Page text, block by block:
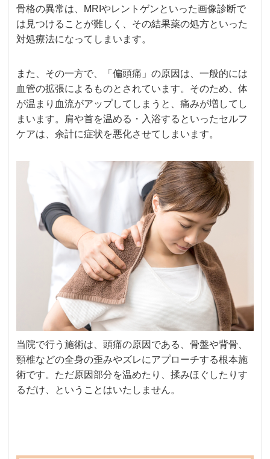
骨格の異常は、MRIやレントゲンといった画像診断で
は見つけることが難しく、その結果薬の処方といった
対処療法になってしまいます。
また、その一方で、「偏頭痛」の原因は、一般的には
血管の拡張によるものとされています。そのため、体
が温まり血流がアップしてしまうと、痛みが増してし
まいます。肩や首を温める・入浴するといったセルフ
ケアは、余計に症状を悪化させてしまいます。
当院で行う施術は、頭痛の原因である、骨盤や背骨、
頸椎などの全身の歪みやズレにアプローチする根本施
術です。ただ原因部分を温めたり、揉みほぐしたりす
るだけ、ということはいたしません。